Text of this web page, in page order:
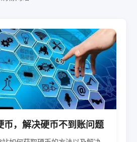
币，解决硬币不到账问题